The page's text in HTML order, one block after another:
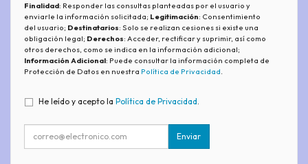
Finalidad: Responder las consultas planteadas por el usuario y
enviarle la información solicitada; Legitimación: Consentimiento
del usuario; Destinatarios: Solo se realizan cesiones si existe una
obligación legal; Derechos: Acceder, rectificar y suprimir, así como
otros derechos, como se indica en la información adicional;
Información Adicional: Puede consultar la información completa de
Protección de Datos en nuestra Política de Privacidad.
He leído y acepto la Política de Privacidad
Enviar